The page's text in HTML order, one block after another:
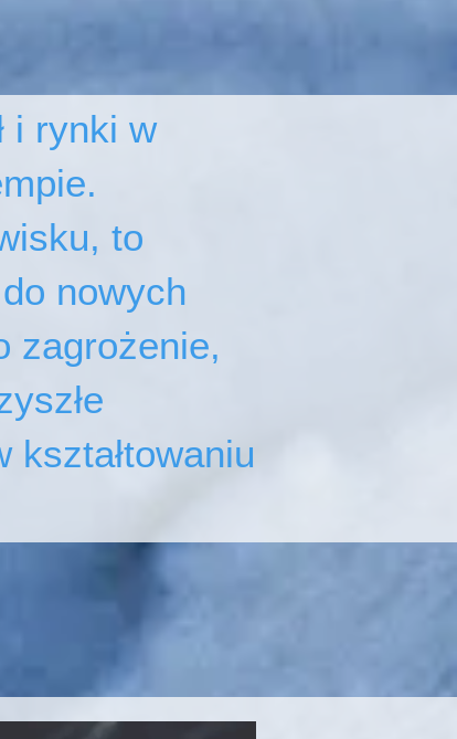
i rynki w
to
nowych
zagrożenie,